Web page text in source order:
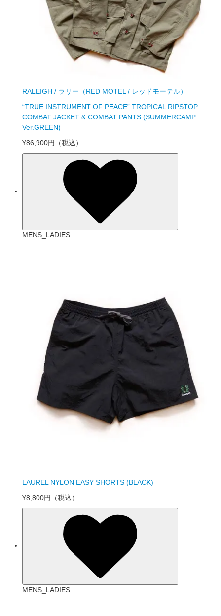
RALEIGH / ラリー（RED MOTEL / レッドモーテル）
“TRUE INSTRUMENT OF PEACE” TROPICAL RIPSTOP
COMBAT JACKET & COMBAT PANTS (SUMMERCAMP
Ver.GREEN)
¥86,900円
（税込）
MENS_LADIES
LAUREL NYLON EASY SHORTS (BLACK)
¥8,800円 （税込）
MENS_LADIES